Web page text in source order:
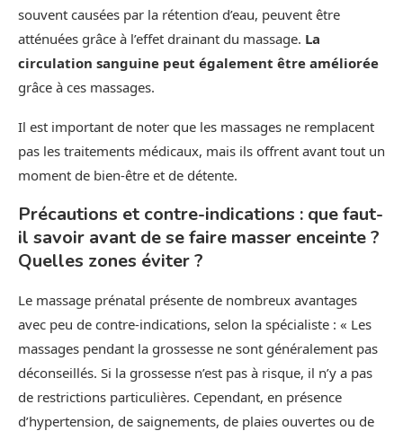
souvent causées par la rétention d’eau, peuvent être
atténuées grâce à l’effet drainant du massage. La
circulation sanguine peut également être améliorée
grâce à ces massages.
Il est important de noter que les massages ne remplacent
pas les traitements médicaux, mais ils offrent avant tout un
moment de bien-être et de détente.
Précautions et contre-indications : que faut-
il savoir avant de se faire masser enceinte ?
Quelles zones éviter ?
Le massage prénatal présente de nombreux avantages
avec peu de contre-indications, selon la spécialiste : « Les
massages pendant la grossesse ne sont généralement pas
déconseillés. Si la grossesse n’est pas à risque, il n’y a pas
de restrictions particulières. Cependant, en présence
d’hypertension, de saignements, de plaies ouvertes ou de